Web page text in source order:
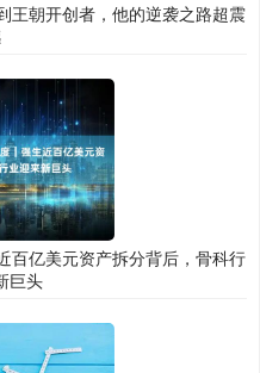
王朝开创者，他的逆袭之路超震
百亿美元资产拆分背后，骨科行
巨头